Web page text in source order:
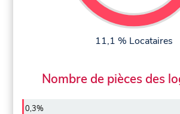
11,1 % Locataires
Nombre de pièces des
0,3%